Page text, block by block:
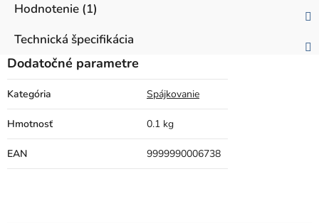
Hodnotenie (1)
Technická špecifikácia
Dodatočné parametre
Kategória Spájkovanie
Hmotnosť 0.1 kg
EAN 9999990006738